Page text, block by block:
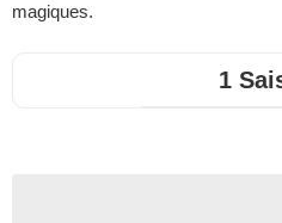
magiques.
1